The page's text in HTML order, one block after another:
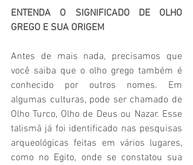
ENTENDA O SIGNIFICADO DE OLHO
GREGO E SUA ORIGEM
Antes de mais nada, precisamos que
você saiba que o olho grego também é
conhecido por outros nomes. Em
algumas culturas, pode ser chamado de
Olho Turco, Olho de Deus ou Nazar. Esse
talismã já foi identificado nas pesquisas
arqueológicas feitas em vários lugares,
como no Egito, onde se constatou sua